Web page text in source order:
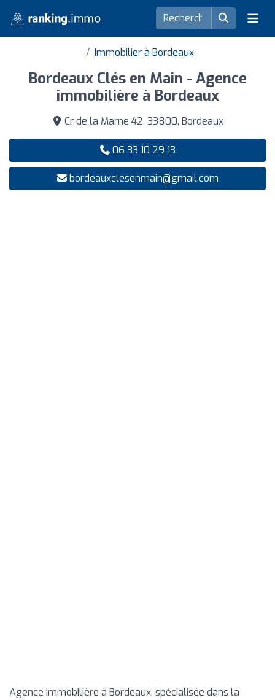
Immobilier à Bordeaux
Bordeaux Clés en Main - Agence
immobilière à Bordeaux
Cr de la Marne 42, 33800, Bordeaux
06 33 10 29 13
bordeauxclesenmain@gmail.com
Agence immobilière à Bordeaux, spécialisée dans la